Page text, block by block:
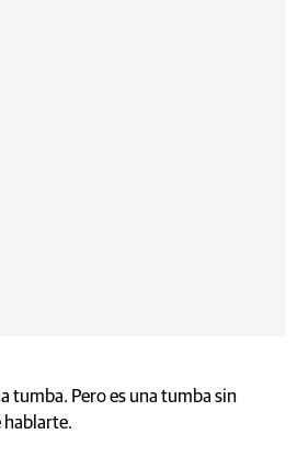
tumba. Pero es una tumba sin
hablarte.